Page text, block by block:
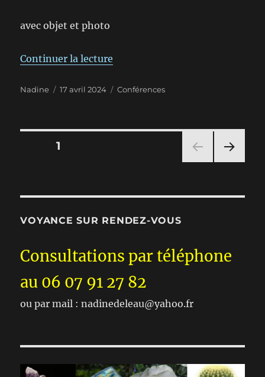
avec objet et photo
Continuer la lecture
Auteur
Nadine
Publié
17 avril 2024 Catégories
Conférences
Pagination
publications
PAGE1
ANT
VOYANCE SUR RENDEZ-VOUS
Consultations par téléphone
au 06 07 91 27 82
ou par mail : nadinedeleau@yahoo.fr